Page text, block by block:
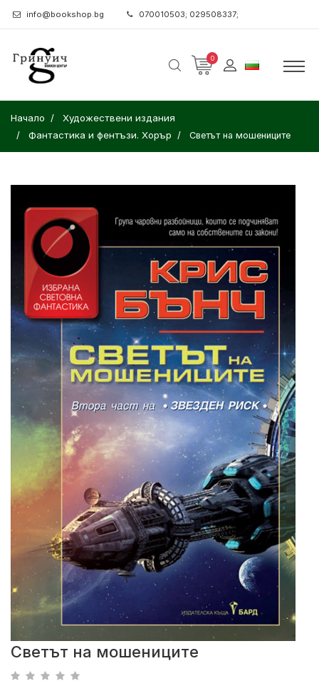
info@bookshop.bg 070010503; 029508337;
0
Начало
Художествени издания
Фантастика и фентъзи. Хорър
Светът на мошениците
Светът на мошениците